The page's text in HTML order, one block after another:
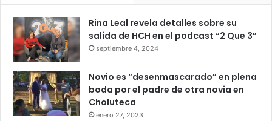
Rina Leal revela detalles sobre su
salida de HCH en el podcast “2 Que 3”
septiembre 4, 2024
Novio es “desenmascarado” en plena
boda por el padre de otra novia en
Choluteca
enero 27, 2023